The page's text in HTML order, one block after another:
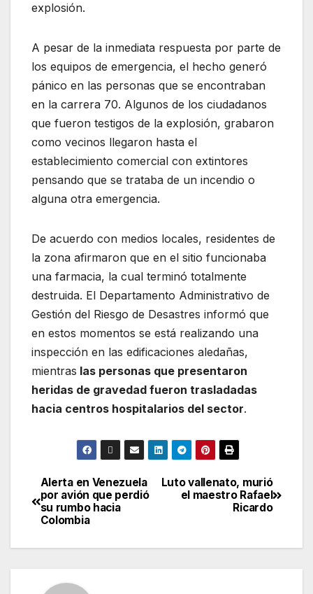
explosión.
A pesar de la inmediata respuesta por parte de
los equipos de emergencia, el hecho generó
pánico en las personas que se encontraban
en la carrera 70. Algunos de los ciudadanos
que fueron testigos de la explosión, grabaron
como vecinos llegaron hasta el
establecimiento comercial con extintores
pensando que se trataba de un incendio o
alguna otra emergencia.
De acuerdo con medios locales, residentes de
la zona afirmaron que en el sitio funcionaba
una farmacia, la cual terminó totalmente
destruida. El Departamento Administrativo de
Gestión del Riesgo de Desastres informó que
en estos momentos se está realizando una
inspección en las edificaciones aledañas,
mientras las personas que presentaron
heridas de gravedad fueron trasladadas
hacia centros hospitalarios del sector.
Luto vallenato, murió
el maestro Rafael
Ricardo
Alerta en Venezuela
por avión que perdió
su rumbo hacia
Colombia